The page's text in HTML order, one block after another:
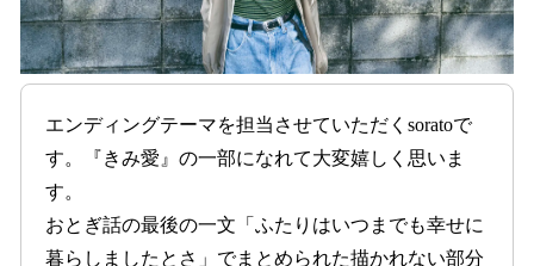
エンディングテーマを担当させていただくsoratoで
す。『きみ愛』の一部になれて大変嬉しく思いま
す。
おとぎ話の最後の一文「ふたりはいつまでも幸せに
暮らしましたとさ」でまとめられた描かれない部分